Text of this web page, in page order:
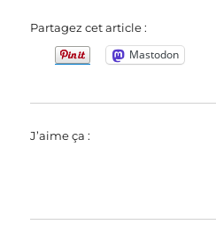
Partagez cet article :
Mastodon
J’aime ça :